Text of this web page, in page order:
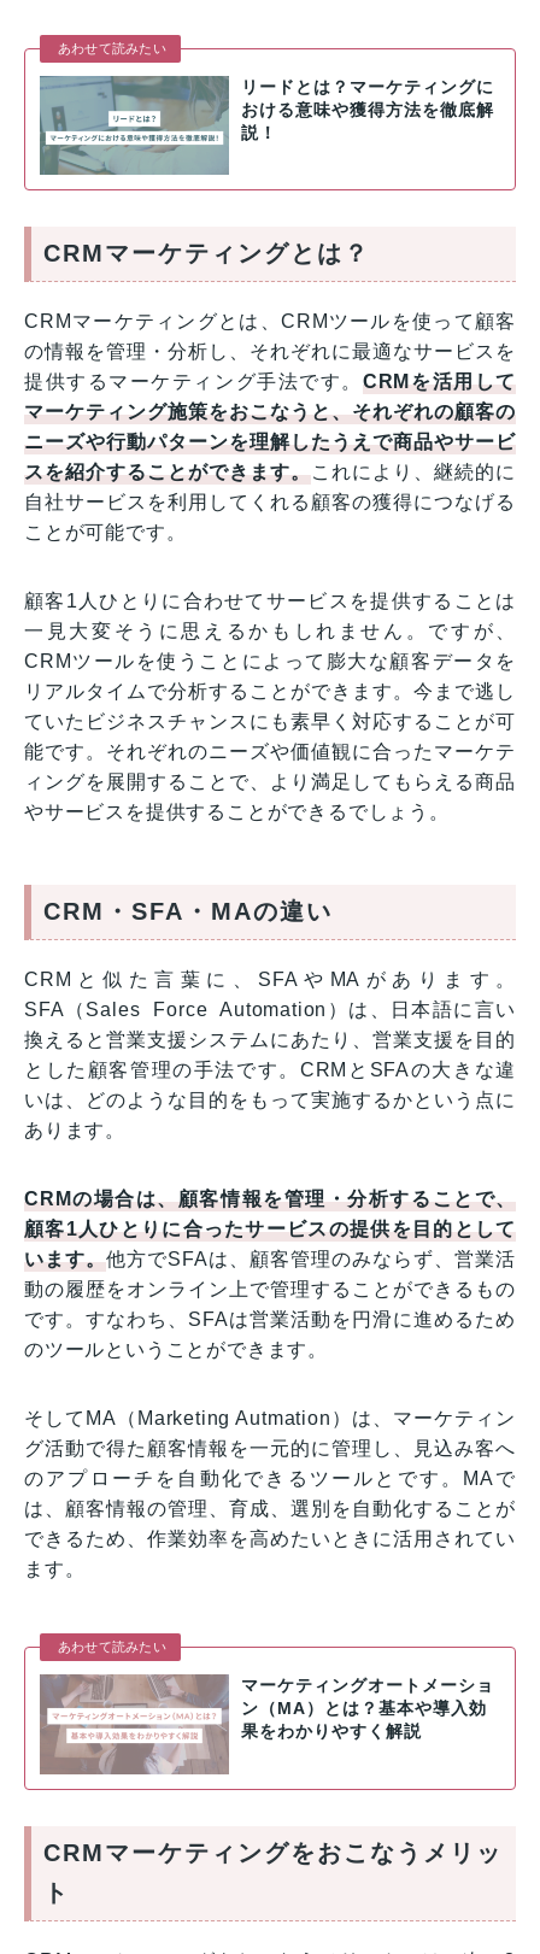
あわせて読みたい
リードとは？マーケティングに
おける意味や獲得方法を徹底解
説！
CRMマーケティングとは？
CRMマーケティングとは、CRMツールを使って顧客
の情報を管理・分析し、それぞれに最適なサービスを
提供するマーケティング手法です。 CRMを活用して
マーケティング施策をおこなうと、それぞれの顧客の
ニーズや行動パターンを理解したうえで商品やサービ
スを紹介することができます。これにより、継続的に
自社サービスを利用してくれる顧客の獲得につなげる
ことが可能です。
顧客1人ひとりに合わせてサービスを提供することは
一見大変そうに思えるかもしれません。ですが、
CRMツールを使うことによって膨大な顧客データを
リアルタイムで分析することができます。今まで逃し
ていたビジネスチャンスにも素早く対応することが可
能です。それぞれのニーズや価値観に合ったマーケテ
ィングを展開することで、より満足してもらえる商品
やサービスを提供することができるでしょう。
CRM・SFA・MAの違い
CRMと似た言葉に、SFAやMAがあります。
SFA（Sales Force Automation）は、日本語に言い
換えると営業支援システムにあたり、営業支援を目的
とした顧客管理の手法です。CRMとSFAの大きな違
いは、どのような目的をもって実施するかという点に
あります。
CRMの場合は、顧客情報を管理・分析することで、
顧客1人ひとりに合ったサービスの提供を目的として
います。他方でSFAは、顧客管理のみならず、営業活
動の履歴をオンライン上で管理することができるもの
です。すなわち、SFAは営業活動を円滑に進めるため
のツールということができます。
そしてMA（Marketing Autmation）は、マーケティン
グ活動で得た顧客情報を一元的に管理し、見込み客へ
のアプローチを自動化できるツールとです。MAで
は、顧客情報の管理、育成、選別を自動化することが
できるため、作業効率を高めたいときに活用されてい
ます。
あわせて読みたい
マーケティングオートメーショ
ン（MA）とは？基本や導入効
果をわかりやすく解説
CRMマーケティングをおこなうメリッ
ト